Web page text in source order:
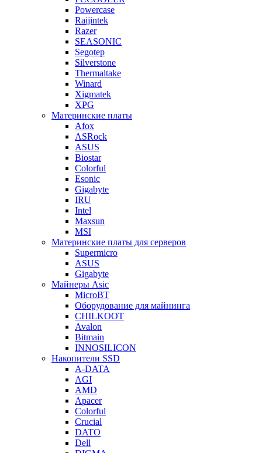
Powercase
Raijintek
Razer
SEASONIC
Segotep
Silverstone
Thermaltake
Winard
Xigmatek
XPG
Материнские платы
Afox
ASRock
ASUS
Biostar
Colorful
Esonic
Gigabyte
IRU
Intel
Maxsun
MSI
Материнские платы для серверов
Supermicro
ASUS
Gigabyte
Майнеры Asic
MicroBT
Оборудование для майнинга
CHILKOOT
Avalon
Bitmain
INNOSILICON
Накопители SSD
A-DATA
AGI
AMD
Apacer
Colorful
Crucial
DATO
Dell